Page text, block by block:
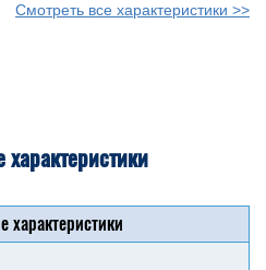
Смотреть все характеристики >>
характеристики
характеристики